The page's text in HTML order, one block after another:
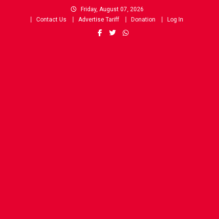
Friday, August 07, 2026
Contact Us
Advertise Tariff Donation Log In